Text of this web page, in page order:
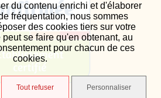
du contenu enrichi et d'élaborer
fréquentation, nous sommes
des cookies tiers sur votre
se faire qu'en obtenant, au
pour chacun de ces
cookies.
Tout refuser Personnaliser